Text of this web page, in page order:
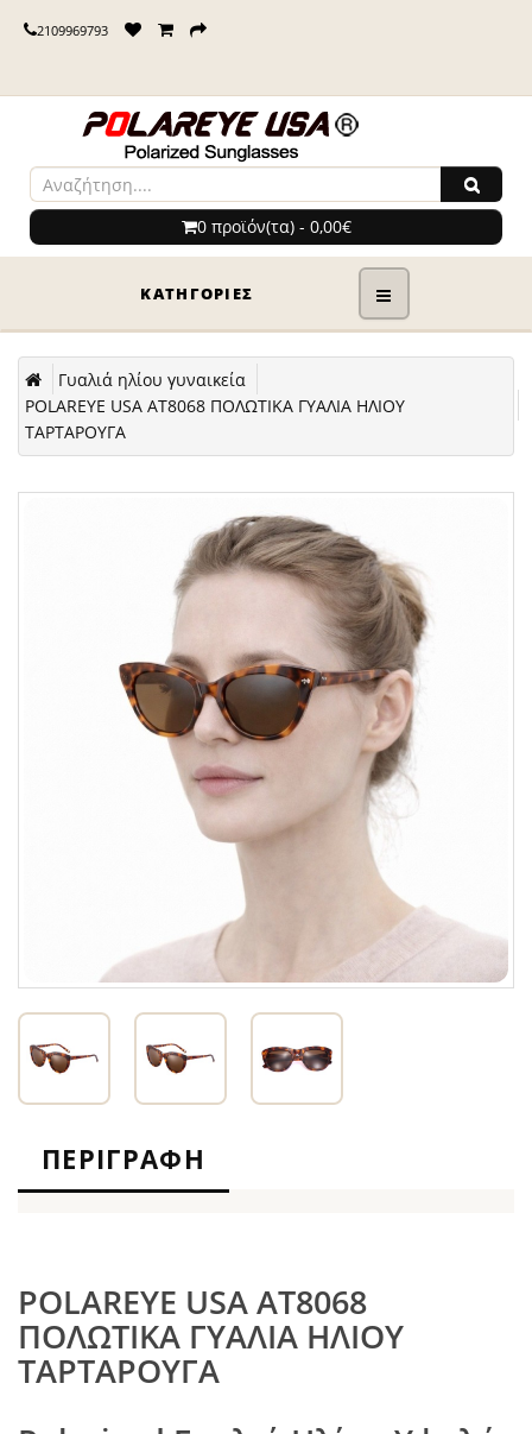
2109969793
0 προϊόν(τα) - 0,00€
ΚΑΤΗΓΟΡΊΕΣ
Γυαλιά ηλίου γυναικεία
POLAREYE USA ΑΤ8068 ΠΟΛΩΤΙΚΑ ΓΥΑΛΙΑ ΗΛΙΟΥ
ΤΑΡΤΑΡΟΥΓΑ
ΠΕΡΙΓΡΑΦΉ
POLAREYE USA ΑΤ8068
ΠΟΛΩΤΙΚΑ ΓΥΑΛΙΑ ΗΛΙΟΥ
ΤΑΡΤΑΡΟΥΓΑ